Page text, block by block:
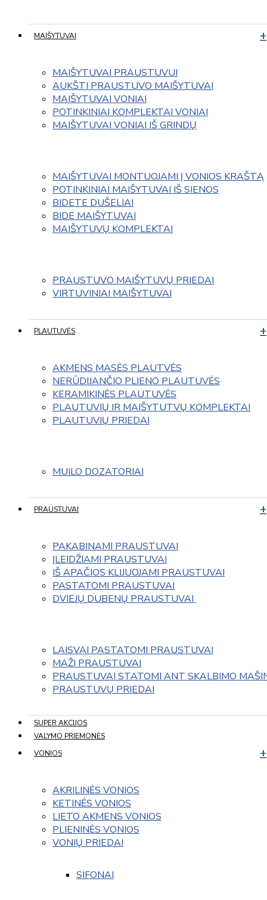
MAIŠYTUVAI
MAIŠYTUVAI PRAUSTUVUI
AUKŠTI PRAUSTUVO MAIŠYTUVAI
MAIŠYTUVAI VONIAI
POTINKINIAI KOMPLEKTAI VONIAI
MAIŠYTUVAI VONIAI IŠ GRINDŲ
MAIŠYTUVAI MONTUOJAMI Į VONIOS KRAŠTĄ
POTINKINIAI MAIŠYTUVAI IŠ SIENOS
BIDETE DUŠELIAI
BIDE MAIŠYTUVAI
MAIŠYTUVŲ KOMPLEKTAI
PRAUSTUVO MAIŠYTUVŲ PRIEDAI
VIRTUVINIAI MAIŠYTUVAI
PLAUTUVĖS
AKMENS MASĖS PLAUTVĖS
NERŪDIJANČIO PLIENO PLAUTUVĖS
KERAMIKINĖS PLAUTUVĖS
PLAUTUVIŲ IR MAIŠYTUTVŲ KOMPLEKTAI
PLAUTUVIŲ PRIEDAI
MUILO DOZATORIAI
PRAUSTUVAI
PAKABINAMI PRAUSTUVAI
ĮLEIDŽIAMI PRAUSTUVAI
IŠ APAČIOS KLIJUOJAMI PRAUSTUVAI
PASTATOMI PRAUSTUVAI
DVIEJŲ DUBENŲ PRAUSTUVAI
LAISVAI PASTATOMI PRAUSTUVAI
MAŽI PRAUSTUVAI
PRAUSTUVAI STATOMI ANT SKALBIMO
PRAUSTUVŲ PRIEDAI
SUPER AKCIJOS
VALYMO PRIEMONĖS
VONIOS
AKRILINĖS VONIOS
KETINĖS VONIOS
LIETO AKMENS VONIOS
PLIENINĖS VONIOS
VONIŲ PRIEDAI
SIFONAI